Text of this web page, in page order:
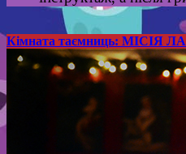
Кімната таємниць: МІСІЯ